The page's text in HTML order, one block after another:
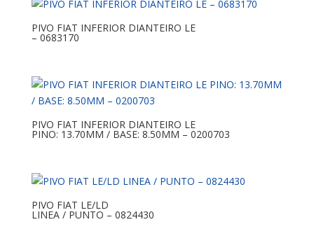
PIVO FIAT INFERIOR DIANTEIRO LE
– 0683170
PIVO FIAT INFERIOR DIANTEIRO LE
PINO: 13.70MM / BASE: 8.50MM – 0200703
PIVO FIAT LE/LD
LINEA / PUNTO – 0824430